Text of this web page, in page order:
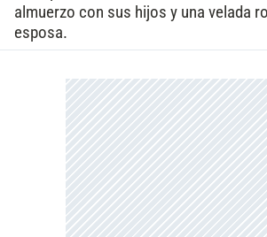
almuerzo con sus hijos y una velada
esposa.